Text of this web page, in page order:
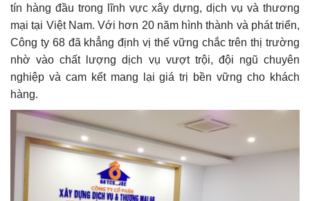
tín hàng đầu trong lĩnh vực xây dựng, dịch vụ và thương
mại tại Việt Nam. Với hơn 20 năm hình thành và phát triển,
Công ty 68 đã khẳng định vị thế vững chắc trên thị trường
nhờ vào chất lượng dịch vụ vượt trội, đội ngũ chuyên
nghiệp và cam kết mang lại giá trị bền vững cho khách
hàng.